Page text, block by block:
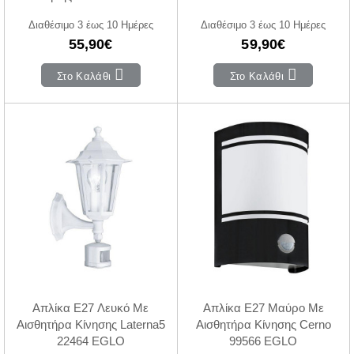
Διαθέσιμο 3 έως 10 Ημέρες
55,90€
Στο Καλάθι
Διαθέσιμο 3 έως 10 Ημέρες
59,90€
Στο Καλάθι
Απλίκα E27 Λευκό Με
Αισθητήρα Κίνησης Laterna5
22464 EGLO
Απλίκα E27 Μαύρο Με
Αισθητήρα Κίνησης Cerno
99566 EGLO